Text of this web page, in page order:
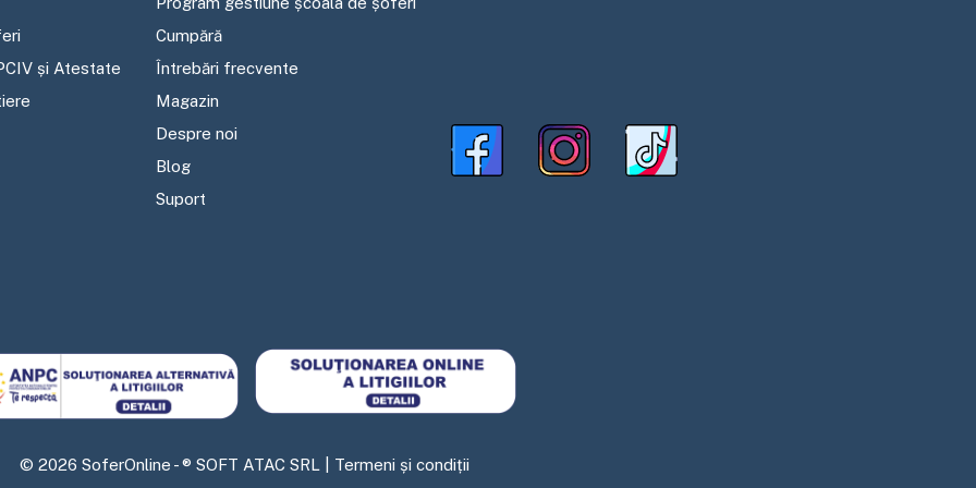
și Atestate
Cumpără
Întrebări frecvente
Magazin
Despre noi
Blog
Suport
© 2026 SoferOnline - ® SOFT ATAC SRL | Termeni și condiții